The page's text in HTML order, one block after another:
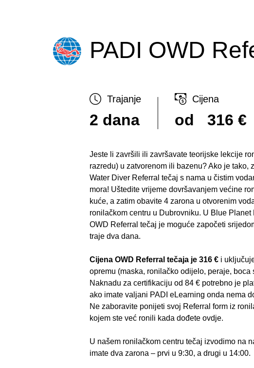
PADI OWD
Trajanje
2 dana
Cijena
od 316 €
Jeste li završili ili završavate teorijske lekcije
razredu) u zatvorenom ili bazenu? Ako je tako,
Water Diver Referral tečaj s nama u čistim
mora! Uštedite vrijeme dovršavanjem većine
kuće, a zatim obavite 4 zarona u otvorenim
ronilačkom centru u Dubrovniku. U Blue Planet
OWD Referral tečaj je moguće započeti
traje dva dana.
Cijena OWD Referral tečaja je 316 € i
opremu (maska, ronilačko odijelo, peraje, boca
Naknadu za certifikaciju od 84 € potrebno je
ako imate valjani PADI eLearning onda nema
Ne zaboravite ponijeti svoj Referral form iz
kojem ste već ronili kada dođete ovdje.
U našem ronilačkom centru tečaj izvodimo na
imate dva zarona – prvi u 9:30, a drugi u 14:00.